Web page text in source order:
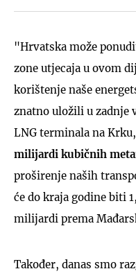
"Hrvatska može
zone utjecaja u ovom
korištenje naše
znatno uložili u zadnje
LNG terminala na
milijardi kubičnih
proširenje naših
će do kraja godine biti
milijardi prema
Također, danas smo